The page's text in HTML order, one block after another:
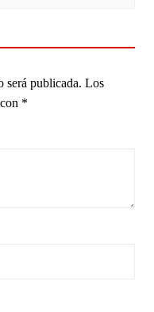
será publicada. Los
*